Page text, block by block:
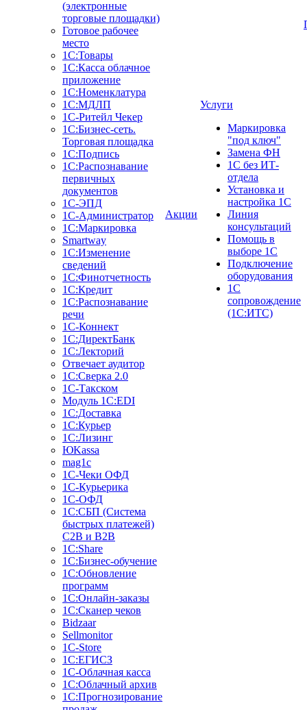
(электронные
торговые площадки)
Готовое рабочее
место
1С:Товары
1С:Касса облачное
приложение
1С:Номенклатура
1С:МДЛП
1C-Ритейл Чекер
1C:Бизнес-сеть.
Торговая площадка
1С:Подпись
1С:Распознавание
первичных
документов
1С-ЭПД
1С-Администратор
1С:Маркировка
Smartway
1С:Изменение
сведений
1С:Финотчетность
1С:Кредит
1С:Распознавание
речи
1С-Коннект
1С:ДиректБанк
1С:Лекторий
Отвечает аудитор
1С:Сверка 2.0
1С-Такском
Модуль 1C:EDI
1С:Доставка
1С:Курьер
1С:Лизинг
ЮKassa
mag1c
1С-Чеки ОФД
1С-Курьерика
1С-ОФД
1С:СБП (Система
быстрых платежей)
C2B и B2B
1С:Share
1С:Бизнес-обучение
1С:Обновление
программ
1С:Онлайн-заказы
1С:Сканер чеков
Bidzaar
Sellmonitor
1C-Store
1С:ЕГИСЗ
1С-Облачная касса
1С:Облачный архив
1С:Прогнозирование
Акции
Услуги
Маркировка
"под ключ"
Замена ФН
1С без ИТ-
отдела
Установка и
настройка 1С
Линия
консультаций
Помощь в
выборе 1С
Подключение
оборудования
1С
сопровождение
(1С:ИТС)